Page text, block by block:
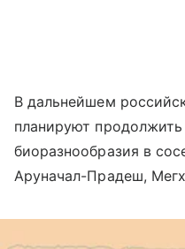
В дальнейшем
планируют
биоразнообразия в
Аруначал-Прадеш,